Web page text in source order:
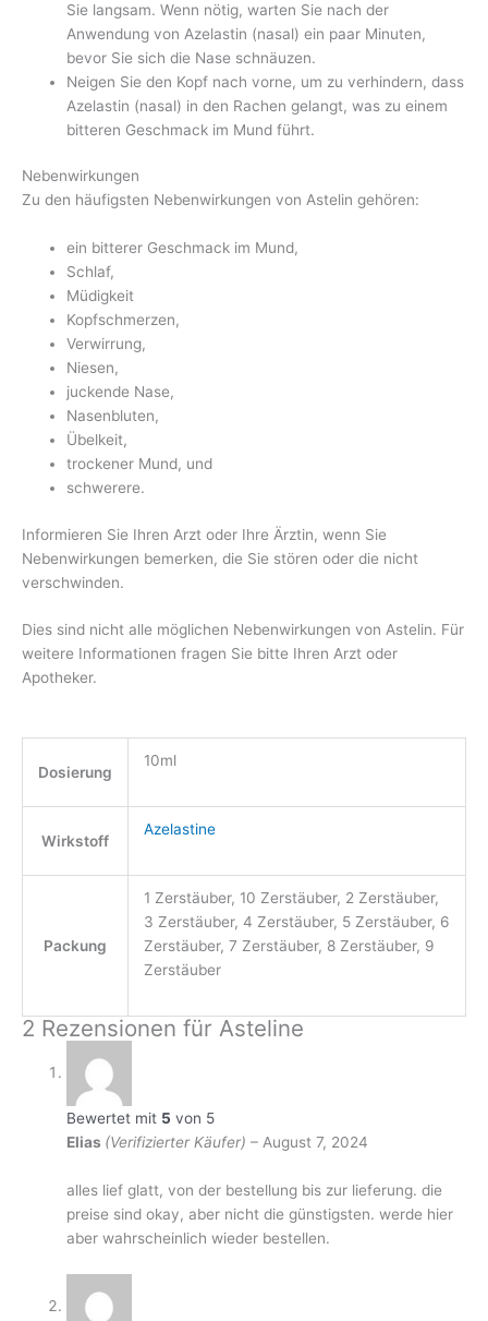
Sie langsam. Wenn nötig, warten Sie nach der
Anwendung von Azelastin (nasal) ein paar Minuten,
bevor Sie sich die Nase schnäuzen.
Neigen Sie den Kopf nach vorne, um zu verhindern, dass
Azelastin (nasal) in den Rachen gelangt, was zu einem
bitteren Geschmack im Mund führt.
Nebenwirkungen
Zu den häufigsten Nebenwirkungen von Astelin gehören:
ein bitterer Geschmack im Mund,
Schlaf,
Müdigkeit
Kopfschmerzen,
Verwirrung,
Niesen,
juckende Nase,
Nasenbluten,
Übelkeit,
trockener Mund, und
schwerere.
Informieren Sie Ihren Arzt oder Ihre Ärztin, wenn Sie
Nebenwirkungen bemerken, die Sie stören oder die nicht
verschwinden.
Dies sind nicht alle möglichen Nebenwirkungen von Astelin. Für
weitere Informationen fragen Sie bitte Ihren Arzt oder
Apotheker.
Dosierung
10ml
Wirkstoff
Azelastine
Packung
1 Zerstäuber, 10 Zerstäuber, 2 Zerstäuber,
3 Zerstäuber, 4 Zerstäuber, 5 Zerstäuber, 6
Zerstäuber, 7 Zerstäuber, 8 Zerstäuber, 9
Zerstäuber
2 Rezensionen für Asteline
Bewertet mit 5 von 5
Elias (Verifizierter Käufer) – August 7, 2024
alles lief glatt, von der bestellung bis zur lieferung. die
preise sind okay, aber nicht die günstigsten. werde hier
aber wahrscheinlich wieder bestellen.